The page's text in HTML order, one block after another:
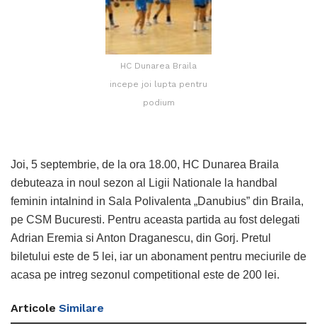
HC Dunarea Braila
incepe joi lupta pentru
podium
Joi, 5 septembrie, de la ora 18.00, HC Dunarea Braila
debuteaza in noul sezon al Ligii Nationale la handbal
feminin intalnind in Sala Polivalenta „Danubius” din Braila,
pe CSM Bucuresti. Pentru aceasta partida au fost delegati
Adrian Eremia si Anton Draganescu, din Gorj. Pretul
biletului este de 5 lei, iar un abonament pentru meciurile de
acasa pe intreg sezonul competitional este de 200 lei.
Articole Similare